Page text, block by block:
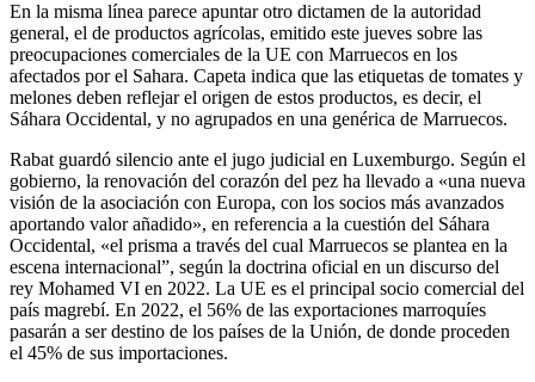
En la misma línea parece apuntar otro dictamen de la autoridad
general, el de productos agrícolas, emitido este jueves sobre las
preocupaciones comerciales de la UE con Marruecos en los
afectados por el Sahara. Capeta indica que las etiquetas de tomates y
melones deben reflejar el origen de estos productos, es decir, el
Sáhara Occidental, y no agrupados en una genérica de Marruecos.
Rabat guardó silencio ante el jugo judicial en Luxemburgo. Según el
gobierno, la renovación del corazón del pez ha llevado a «una nueva
visión de la asociación con Europa, con los socios más avanzados
aportando valor añadido», en referencia a la cuestión del Sáhara
Occidental, «el prisma a través del cual Marruecos se plantea en la
escena internacional”, según la doctrina oficial en un discurso del
rey Mohamed VI en 2022. La UE es el principal socio comercial del
país magrebí. En 2022, el 56% de las exportaciones marroquíes
pasarán a ser destino de los países de la Unión, de donde proceden
el 45% de sus importaciones.